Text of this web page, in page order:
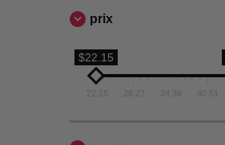
prix
$22.15
22.15 34.39 40.51